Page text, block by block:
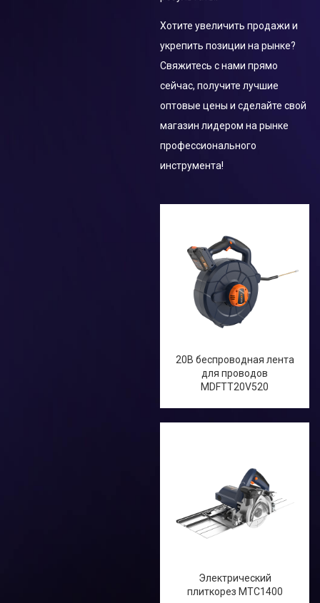
Хотите увеличить продажи и
укрепить позиции на рынке?
Свяжитесь с нами прямо
сейчас, получите лучшие
оптовые цены и сделайте свой
магазин лидером на рынке
профессионального
инструмента!
20В беспроводная лента
для проводов
MDFTT20V520
Электрический
плиткорез MTC1400